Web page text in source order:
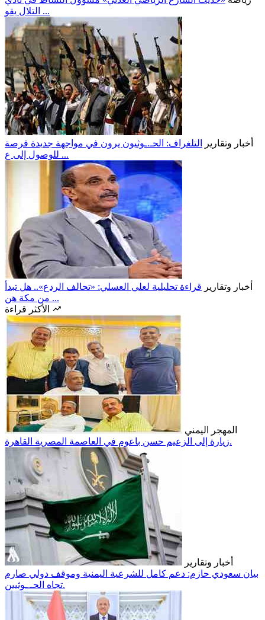
التلال يقو ...
أخبار وتقارير
التلغراف: الحـ.ـوثيون يرون في مواجهة جديدة فرصة
للوصول إلى ع ...
أخبار وتقارير قراءة تحليلية لعلي العسلي: «تحالف الردع».. هل تبدأ
من مكة هن ...
المهجر اليمني
زيارة إلى الزعيم حسن باعوم في العاصمة المصرية القاهرة.
أخبار وتقارير
بيان سعودي حازم: دعم كامل للشرعية اليمنية وموقف دولي صارم
تجاه الحـ.ـوثيين.